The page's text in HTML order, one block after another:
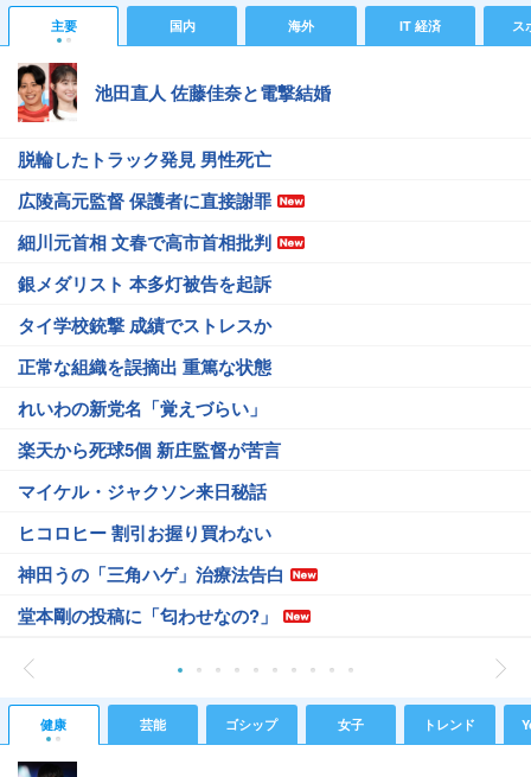
主要 国内 海外 IT 経済 ス
池田直人 佐藤佳奈と電撃結婚
脱輪したトラック発見 男性死亡
広陵高元監督 保護者に直接謝罪
細川元首相 文春で高市首相批判
銀メダリスト 本多灯被告を起訴
タイ学校銃撃 成績でストレスか
正常な組織を誤摘出 重篤な状態
れいわの新党名「覚えづらい」
楽天から死球5個 新庄監督が苦言
マイケル・ジャクソン来日秘話
ヒコロヒー 割引お握り買わない
神田うの「三角ハゲ」治療法告白
堂本剛の投稿に「匂わせなの?」
健康 芸能 ゴシップ 女子 トレンド